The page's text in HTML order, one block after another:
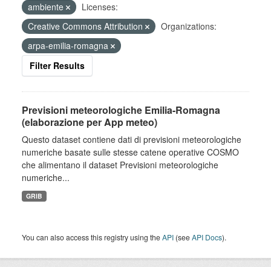
ambiente
Licenses:
Creative Commons Attribution
Organizations:
arpa-emilia-romagna
Filter Results
Previsioni meteorologiche Emilia-Romagna
(elaborazione per App meteo)
Questo dataset contiene dati di previsioni meteorologiche
numeriche basate sulle stesse catene operative COSMO
che alimentano il dataset Previsioni meteorologiche
numeriche...
GRIB
You can also access this registry using theAPI (seeAPI Docs).